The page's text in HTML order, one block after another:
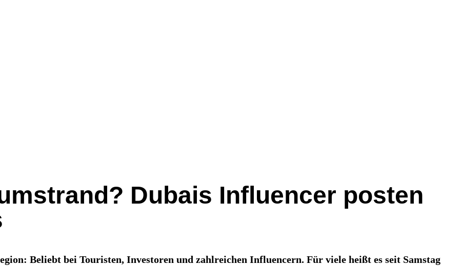
Dubais Influencer posten
Beliebt bei Touristen, Investoren und zahlreichen Influencern. Für viele heißt es seit Samstag